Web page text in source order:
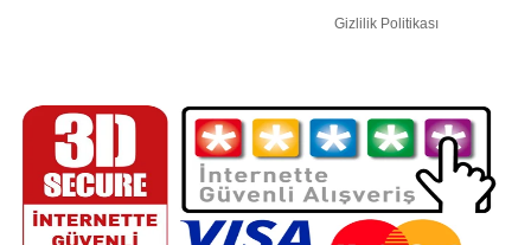
Gizlilik Politikası